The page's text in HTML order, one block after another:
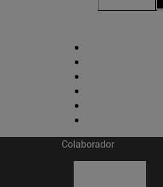
Colaborador